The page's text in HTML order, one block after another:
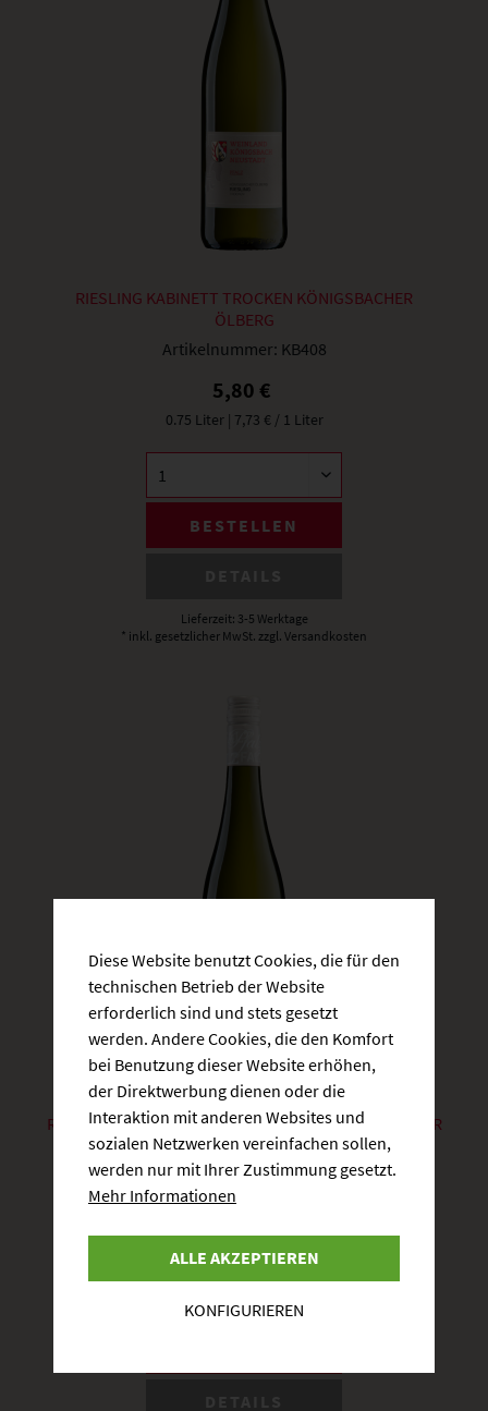
RIESLING KABINETT TROCKEN KÖNIGSBACHER
ÖLBERG
Artikelnummer: KB408
5,80 €
0.75 Liter | 7,73 € / 1 Liter
BESTELLEN
Lieferzeit: 3-5 Werktage
* inkl. gesetzlicher MwSt. zzgl. Versandkosten
RIESLING KABINETT HALBTROCKEN RUPPERTSBERGER
REITERPFAD
Artikelnummer:KB420
Diese Website benutzt Cookies, die für den
technischen Betrieb der Website
erforderlich sind und stets gesetzt
werden. Andere Cookies, die den Komfort
bei Benutzung dieser Website erhöhen,
der Direktwerbung dienen oder die
Interaktion mit anderen Websites und
sozialen Netzwerken vereinfachen sollen,
werden nur mit Ihrer Zustimmung gesetzt.
Mehr Informationen
ALLE AKZEPTIEREN
KONFIGURIEREN